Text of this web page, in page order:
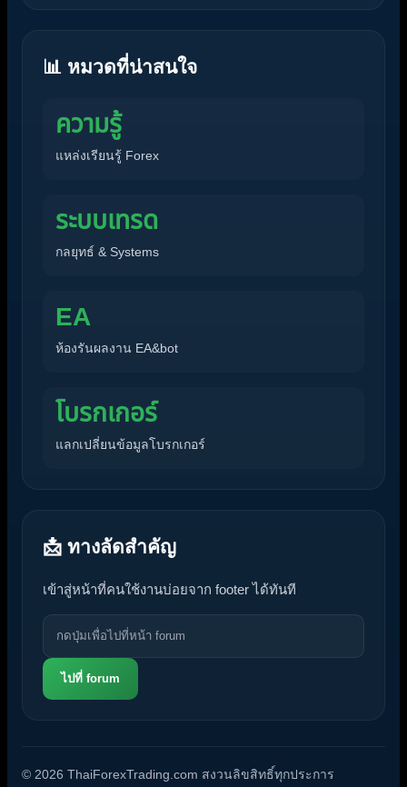
📊 หมวดที่น่าสนใจ
ความรู้
แหล่งเรียนรู้ Forex
ระบบเทรด
กลยุทธ์ & Systems
EA
ห้องรันผลงาน EA&bot
โบรกเกอร์
แลกเปลี่ยนข้อมูลโบรกเกอร์
📩 ทางลัดสำคัญ
เข้าสู่หน้าที่คนใช้งานบ่อยจาก footer ได้ทันที
ไปที่ forum
© 2026 ThaiForexTrading.com สงวนลิขสิทธิ์ทุกประการ